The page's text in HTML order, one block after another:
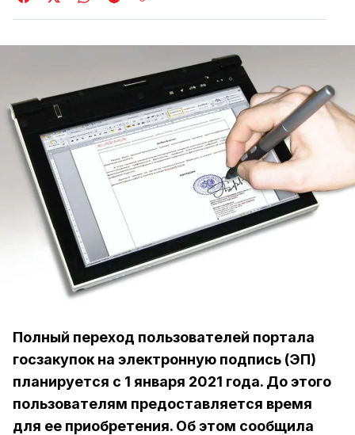
Полный переход пользователей портала
госзакупок на электронную подпись (ЭП)
планируется с 1 января 2021 года. До этого
пользователям предоставляется время
для ее приобретения. Об этом сообщила